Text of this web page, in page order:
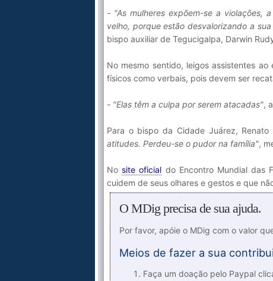
- "As mulheres expõem-se a violações,
velho, porque estão desvalorizando a
bispo auxiliar de Tegucigalpa, Darwin
No mesmo sentido, leigos assistentes
físicos como verbais, pois devem ser
- "Elas têm a culpa por serem atacadas",
Para o bispo da Cidade Juárez, Renato
atitudes. Perdeu-se o pudor na família",
Nosite oficial do Encontro Mundial das
cuidem de seus olhares e gestos e que
O MDig precisa de sua ajuda.
Por favor, apóie o MDig com o valor
Meios de fazer a sua
Faça um doação pelo Paypal